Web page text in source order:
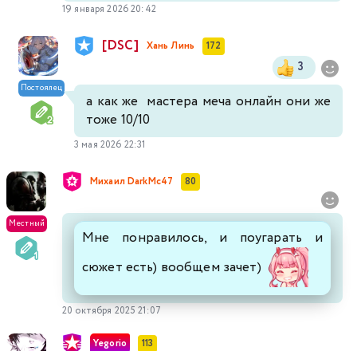
19 января 2026 20:42
Постоялец
[DSC] Хань Линь 172
3
а как же мастера меча онлайн они же
тоже 10/10
3 мая 2026 22:31
Местный
Михаил DarkMc47 80
Мне понравилось, и поугарать и
сюжет есть) вообщем зачет)
20 октября 2025 21:07
Yegorio 113